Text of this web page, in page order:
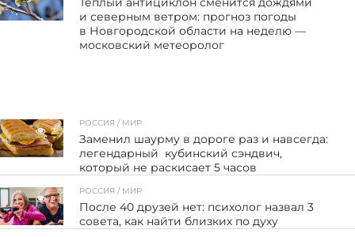
и северным ветром: прогноз погоды
в Новгородской области на неделю —
московский метеоролог
2
РОССИЯ / МИР
Заменил шаурму в дороге раз и навсегда:
легендарный кубинский сэндвич,
который не раскисает 5 часов
2
РОССИЯ / МИР
После 40 друзей нет: психолог назвал 3
совета, как найти близких по духу